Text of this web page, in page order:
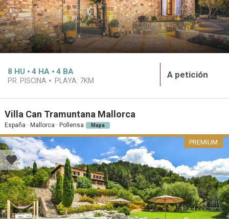
8 HU 4 HA 4 BA
PR. PISCINA PLAYA: 7KM
A petición
Villa Can Tramuntana Mallorca
España · Mallorca · Pollensa Mapa
PREMIUM